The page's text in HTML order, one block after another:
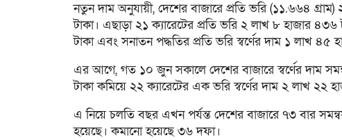
নতুন দাম অনুযায়ী, দেশের বাজারে প্রতি ভরি (১১.৬৬৪
টাকা। এছাড়া ২১ ক্যারেটের প্রতি ভরি ২ লাখ ৮ হাজার
টাকা এবং সনাতন পদ্ধতির প্রতি ভরি স্বর্ণের দাম ১ লাখ ৪৫
এর আগে, গত ১০ জুন সকালে দেশের বাজারে স্বর্ণের দাম
টাকা কমিয়ে ২২ ক্যারেটের এক ভরি স্বর্ণের দাম ২ লাখ ২২
এ নিয়ে চলতি বছর এখন পর্যন্ত দেশের বাজারে ৭৩ বার
হয়েছে। কমানো হয়েছে ৩৬ দফা।